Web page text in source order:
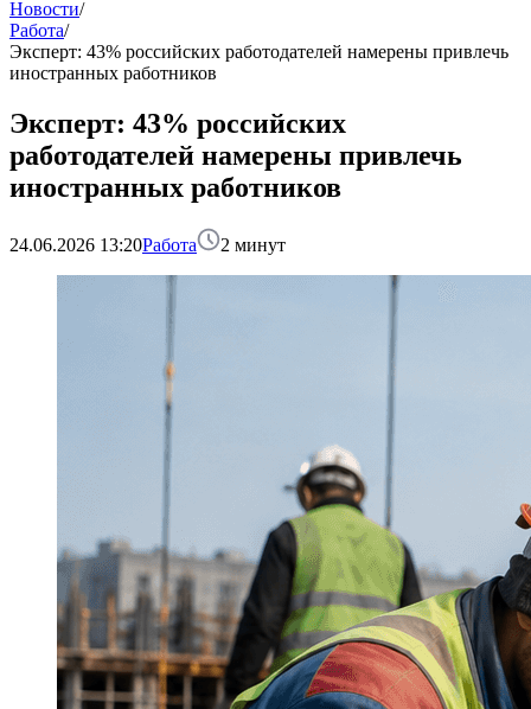
Новости/
Работа/
Эксперт: 43% российских работодателей намерены привлечь
иностранных работников
Эксперт: 43% российских
работодателей намерены привлечь
иностранных работников
24.06.2026 13:20Работа 2 минут